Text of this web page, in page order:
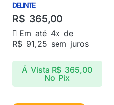
DELINTE
R$ 365,00
Em até 4x de
R$ 91,25 sem juros
Á Vista R$ 365,00
No Pix